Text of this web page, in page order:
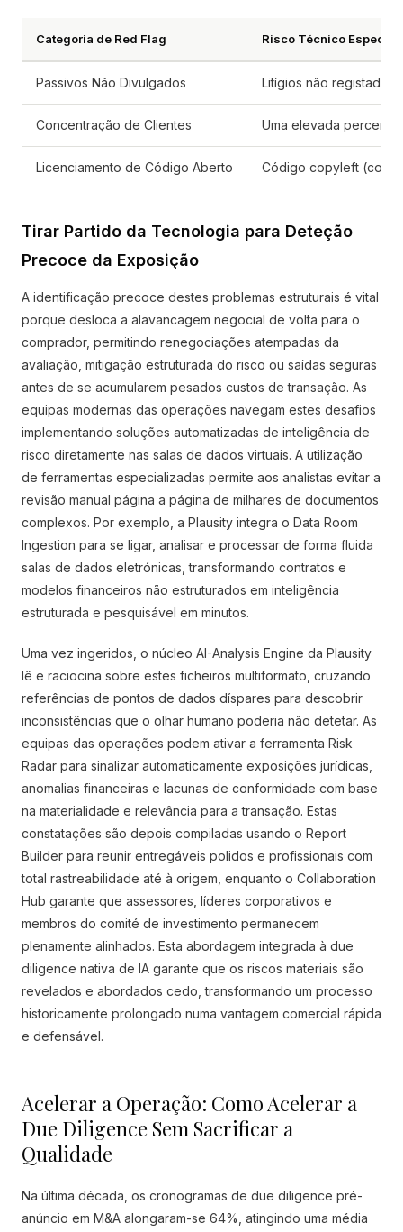
Categoria de Red Flag Risco Técnico
Passivos Não Divulgados Litígios não
Concentração de Clientes Uma elevada
Licenciamento de Código Aberto Código copyleft (como
Tirar Partido da Tecnologia para Deteção
Precoce da Exposição
A identificação precoce destes problemas estruturais é vital
porque desloca a alavancagem negocial de volta para o
comprador, permitindo renegociações atempadas da
avaliação, mitigação estruturada do risco ou saídas seguras
antes de se acumularem pesados custos de transação. As
equipas modernas das operações navegam estes desafios
implementando soluções automatizadas de inteligência de
risco diretamente nas salas de dados virtuais. A utilização
de ferramentas especializadas permite aos analistas evitar a
revisão manual página a página de milhares de documentos
complexos. Por exemplo, a Plausity integra o Data Room
Ingestion para se ligar, analisar e processar de forma fluida
salas de dados eletrónicas, transformando contratos e
modelos financeiros não estruturados em inteligência
estruturada e pesquisável em minutos.
Uma vez ingeridos, o núcleo AI-Analysis Engine da Plausity
lê e raciocina sobre estes ficheiros multiformato, cruzando
referências de pontos de dados díspares para descobrir
inconsistências que o olhar humano poderia não detetar. As
equipas das operações podem ativar a ferramenta Risk
Radar para sinalizar automaticamente exposições jurídicas,
anomalias financeiras e lacunas de conformidade com base
na materialidade e relevância para a transação. Estas
constatações são depois compiladas usando o Report
Builder para reunir entregáveis polidos e profissionais com
total rastreabilidade até à origem, enquanto o Collaboration
Hub garante que assessores, líderes corporativos e
membros do comité de investimento permanecem
plenamente alinhados. Esta abordagem integrada à due
diligence nativa de IA garante que os riscos materiais são
revelados e abordados cedo, transformando um processo
historicamente prolongado numa vantagem comercial rápida
e defensável.
Acelerar a Operação: Como Acelerar a
Due Diligence Sem Sacrificar a
Qualidade
Na última década, os cronogramas de due diligence pré-
anúncio em M&A alongaram-se 64%, atingindo uma média